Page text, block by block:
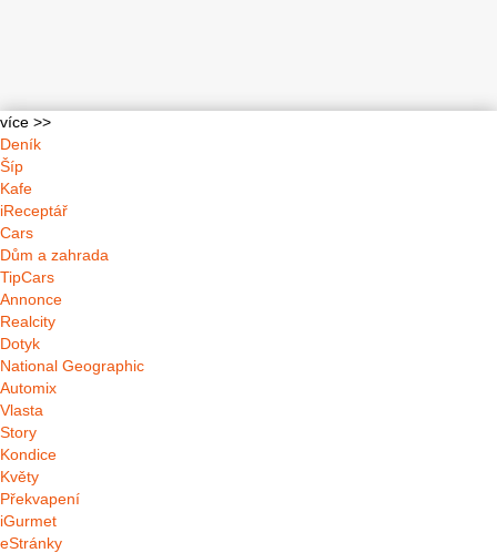
více >>
Deník
Šíp
Kafe
iReceptář
Cars
Dům a zahrada
TipCars
Annonce
Realcity
Dotyk
National Geographic
Automix
Vlasta
Story
Kondice
Květy
Překvapení
iGurmet
eStránky